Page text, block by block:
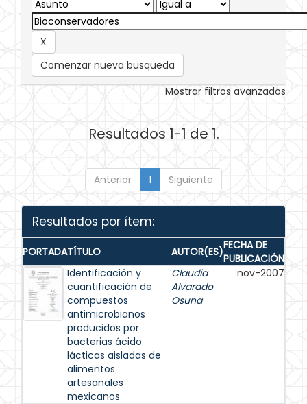
Comenzar nueva busqueda
Mostrar filtros avanzados
Resultados 1-1 de 1.
Anterior 1 Siguiente
Resultados por ítem:
PORTADATÍTULO AUTOR(ES)FECHA DE
PUBLICACIÓN
Identificación y
cuantificación de
compuestos
antimicrobianos
producidos por
bacterias ácido
lácticas aisladas de
alimentos
artesanales
mexicanos
Claudia
Alvarado
Osuna
nov-2007